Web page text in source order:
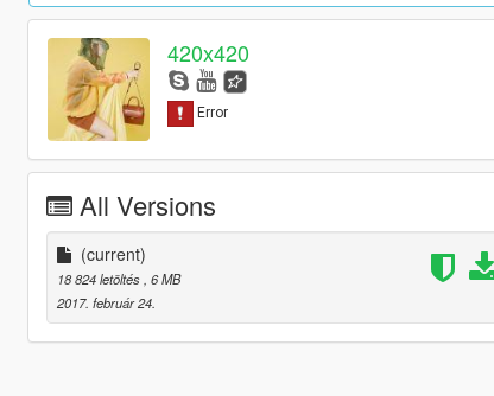
420x420
All Versions
(current)
18 824 letöltés , 6 MB
2017. február 24.